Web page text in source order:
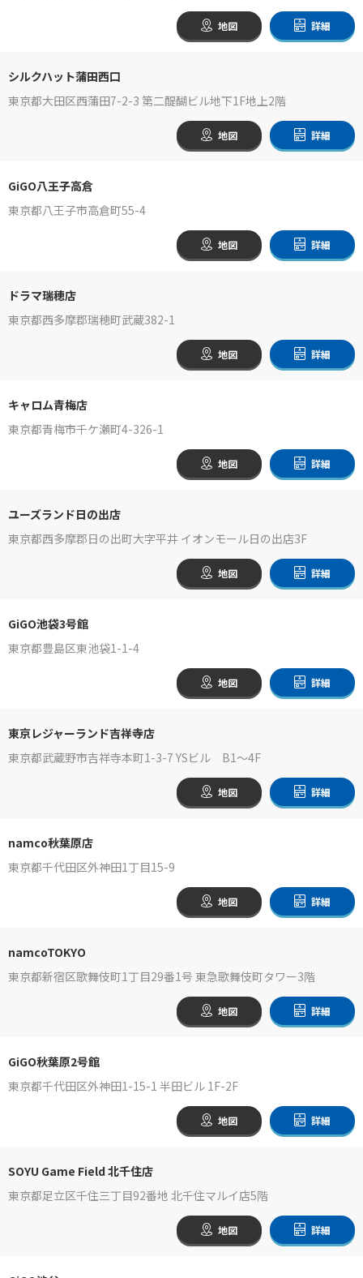
地図 詳細
シルクハット蒲田西口
東京都大田区西蒲田7-2-3 第二醍醐ビル地下1F地上2階
地図 詳細
GiGO八王子高倉
東京都八王子市高倉町55-4
地図 詳細
ドラマ瑞穂店
東京都西多摩郡瑞穂町武蔵382-1
地図 詳細
キャロム青梅店
東京都青梅市千ケ瀬町4-326-1
地図 詳細
ユーズランド日の出店
東京都西多摩郡日の出町大字平井 イオンモール日の出店3F
地図 詳細
GiGO池袋3号館
東京都豊島区東池袋1-1-4
地図 詳細
東京レジャーランド吉祥寺店
東京都武蔵野市吉祥寺本町1-3-7 YSビル B1～4F
地図 詳細
namco秋葉原店
東京都千代田区外神田1丁目15-9
地図 詳細
namcoTOKYO
東京都新宿区歌舞伎町1丁目29番1号 東急歌舞伎町タワー3階
地図 詳細
GiGO秋葉原2号館
東京都千代田区外神田1-15-1 半田ビル 1F-2F
地図 詳細
SOYU Game Field 北千住店
東京都足立区千住三丁目92番地 北千住マルイ店5階
地図 詳細